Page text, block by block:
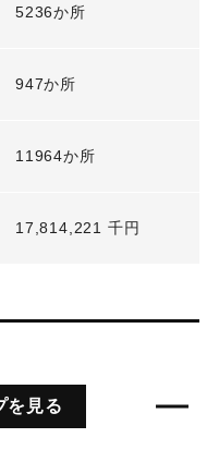
5236か所
947か所
11964か所
17,814,221 千円
を見る